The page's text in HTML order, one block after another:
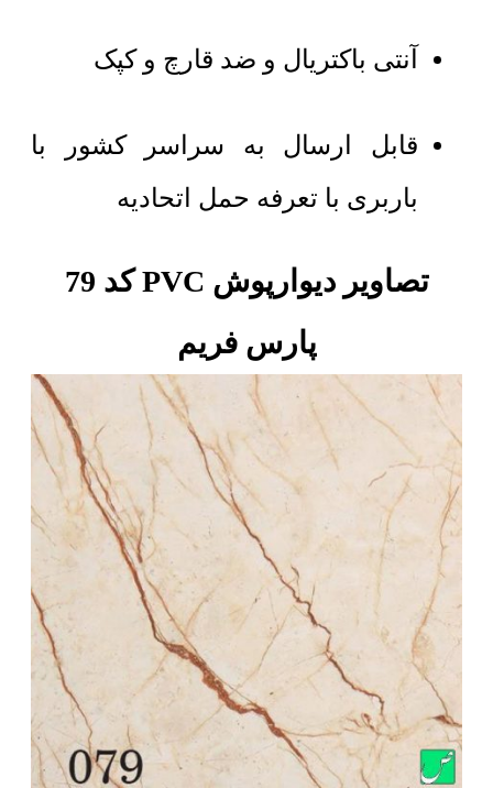
آنتی باکتریال و ضد قارچ و کپک
قابل ارسال به سراسر کشور با
باربری با تعرفه حمل اتحادیه
تصاویر دیوارپوش PVC کد 79
پارس فریم